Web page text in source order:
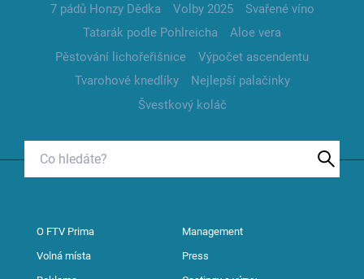
7 pádů Honzy Dědka
Volby 2025
Svařené víno
Tatarák podle Pohlreicha
Aloe vera
Pěstování lichořeřišnice
Výpočet ascendentu
Tvarohové knedlíky
Nejlepší palačinky
Švestkový koláč
O FTV Prima Management
Volná místa Press